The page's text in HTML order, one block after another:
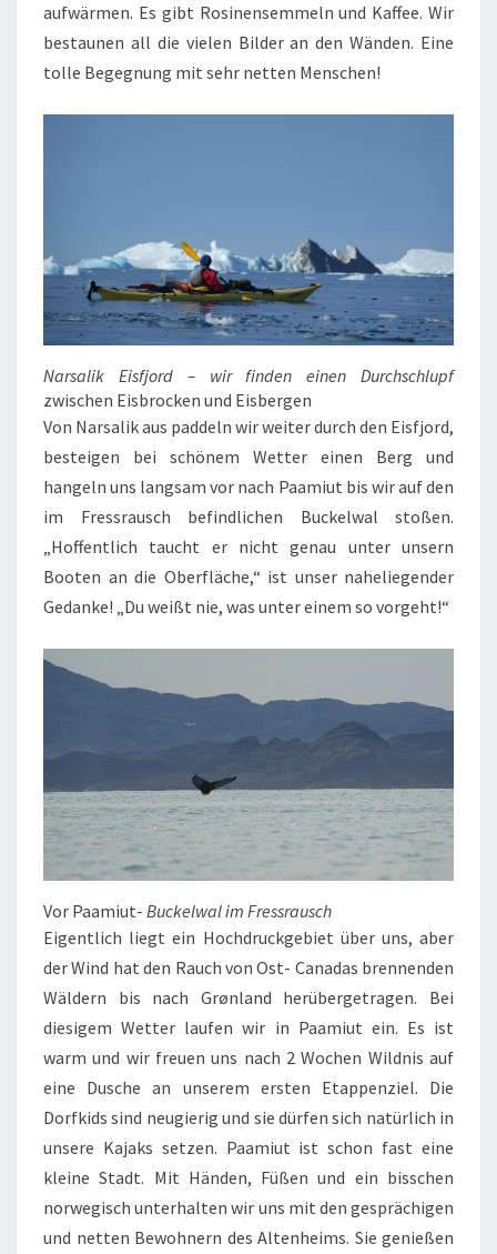
aufwärmen. Es gibt Rosinensemmeln und Kaffee. Wir
bestaunen all die vielen Bilder an den Wänden. Eine
tolle Begegnung mit sehr netten Menschen!
Narsalik Eisfjord – wir finden einen Durchschlupf
zwischen Eisbrocken und Eisbergen
Von Narsalik aus paddeln wir weiter durch den Eisfjord,
besteigen bei schönem Wetter einen Berg und
hangeln uns langsam vor nach Paamiut bis wir auf den
im Fressrausch befindlichen Buckelwal stoßen.
„Hoffentlich taucht er nicht genau unter unsern
Booten an die Oberfläche,“ ist unser naheliegender
Gedanke! „Du weißt nie, was unter einem so vorgeht!“
Vor Paamiut- Buckelwal im Fressrausch
Eigentlich liegt ein Hochdruckgebiet über uns, aber
der Wind hat den Rauch von Ost- Canadas brennenden
Wäldern bis nach Grønland herübergetragen. Bei
diesigem Wetter laufen wir in Paamiut ein. Es ist
warm und wir freuen uns nach 2 Wochen Wildnis auf
eine Dusche an unserem ersten Etappenziel. Die
Dorfkids sind neugierig und sie dürfen sich natürlich in
unsere Kajaks setzen. Paamiut ist schon fast eine
kleine Stadt. Mit Händen, Füßen und ein bisschen
norwegisch unterhalten wir uns mit den gesprächigen
und netten Bewohnern des Altenheims. Sie genießen